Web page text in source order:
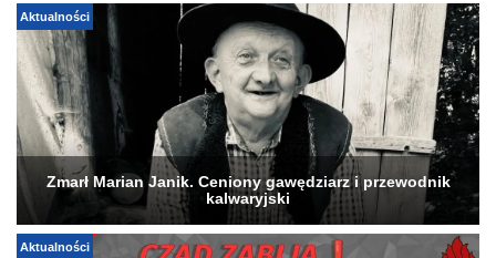
Aktualności
Zmarł Marian Janik. Ceniony gawędziarz i przewodnik
kalwaryjski
Aktualności